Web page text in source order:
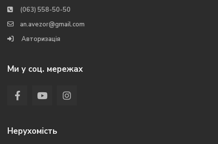
(063) 558-50-50
an.avezor@gmail.com
Авторизація
Ми у соц. мережах
Нерухомість